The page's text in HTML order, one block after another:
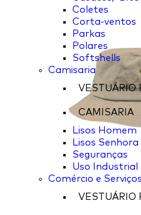
Coletes
Corta-ventos
Parkas
Polares
Softshells
Camisaria
VESTUÁRIO
CAMISARIA
Lisos Homem
Lisos Senhora
Seguranças
Uso Industrial
Comércio e Serviços
VESTUÁRIO